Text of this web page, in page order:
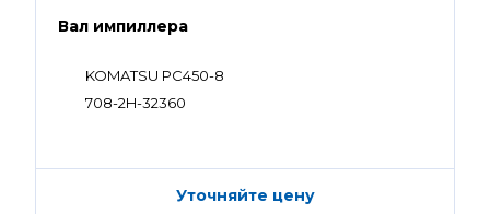
Вал импиллера
KOMATSU PC450-8
708-2H-32360
Уточняйте цену